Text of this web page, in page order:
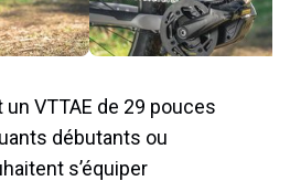
VTTAE de 29 pouces
débutants ou
s’équiper